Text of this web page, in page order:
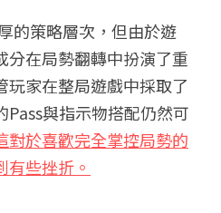
的策略層次，但由於遊
分在局勢翻轉中扮演了重
玩家在整局遊戲中採取了
與指示物搭配仍然可
對於喜歡完全掌控局勢的
些挫折。